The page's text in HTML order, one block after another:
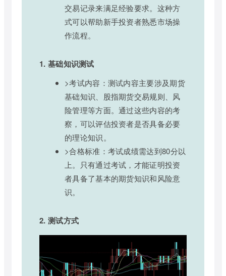
交易记录来满足经验要求。这种方
式可以帮助新手投资者熟悉市场操
作流程。
1. 基础知识测试
>考试内容：测试内容主要涉及期货
基础知识、股指期货交易规则、风
险管理等方面。通过这些内容的考
察，可以评估投资者是否具备必要
的理论知识。
>合格标准：考试成绩需达到80分以
上。只有通过考试，才能证明投资
者具备了基本的期货知识和风险意
识。
2. 测试方式